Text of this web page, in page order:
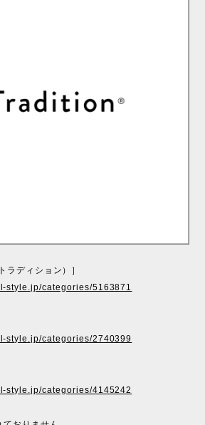
ラディション）］
style.jp/categories/5163871
style.jp/categories/2740399
style.jp/categories/4145242